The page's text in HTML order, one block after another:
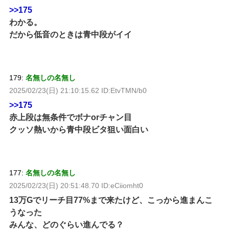
>>175
わかる。
だから低音のときは青中段がイイ
179: 名無しの名無し
2025/02/23(日) 21:10:15.62 ID:EtvTMN/b0
>>175
赤上段は無条件でボナorチャン目
クッソ熱いから青中段ビタ狙い面白い
177: 名無しの名無し
2025/02/23(日) 20:51:48.70 ID:eCiiomht0
13万Gでリーチ目77%まで来たけど、こっから進まんこ
うなった
みんな、どのぐらい進んでる？